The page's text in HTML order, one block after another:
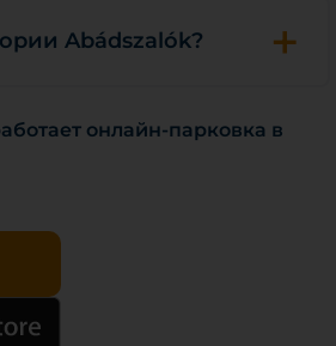
Abádszalók? +
онлайн-парковка в